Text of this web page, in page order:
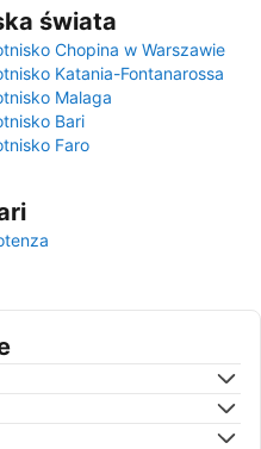
świata
Chopina w Warszawie
Katania-Fontanarossa
Malaga
Bari
Faro